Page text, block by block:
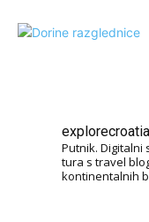
explorecroatia_
Putnik. Digitalni
tura s travel
kontinentalnih